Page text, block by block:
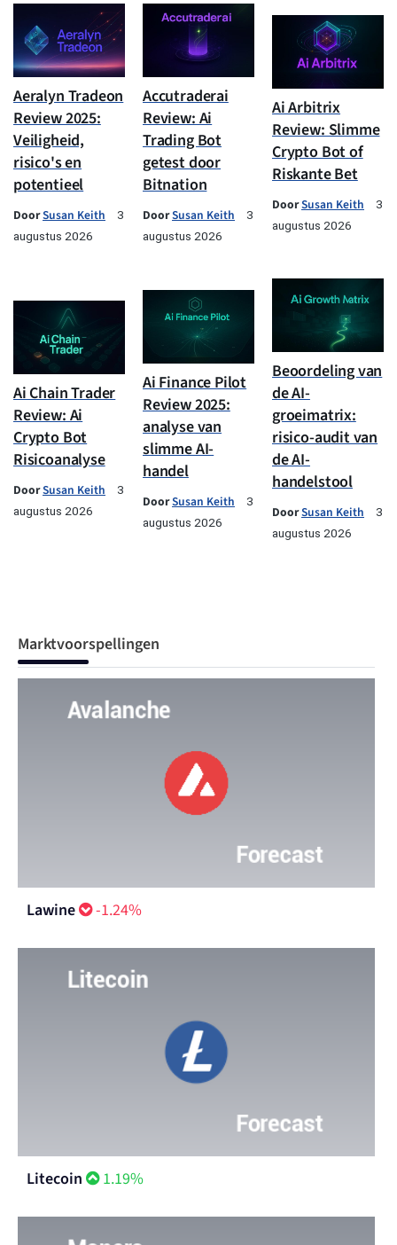
Aeralyn Tradeon
Review 2025:
Veiligheid,
risico's en
potentieel
DoorSusan Keith
3
augustus 2026
Accutraderai
Review: Ai
Trading Bot
getest door
Bitnation
DoorSusan Keith
3
augustus 2026
Ai Arbitrix
Review: Slimme
Crypto Bot of
Riskante Bet
DoorSusan Keith
3
augustus 2026
Ai Chain Trader
Review: Ai
Crypto Bot
Risicoanalyse
DoorSusan Keith
3
augustus 2026
Ai Finance Pilot
Review 2025:
analyse van
slimme AI-
handel
DoorSusan Keith
3
augustus 2026
Beoordeling van
de AI-
groeimatrix:
risico-audit van
de AI-
handelstool
DoorSusan Keith
3
augustus 2026
Marktvoorspellingen
Lawine -1.24%
Litecoin 1.19%